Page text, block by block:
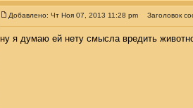
Добавлено: Чт Ноя 07, 2013 11:28 pm Заголовок
ну я думаю ей нету смысла вредить